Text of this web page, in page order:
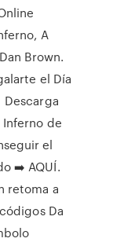
A
Brown.
el Día
de
el
➡️ AQUÍ.
retoma a
Da